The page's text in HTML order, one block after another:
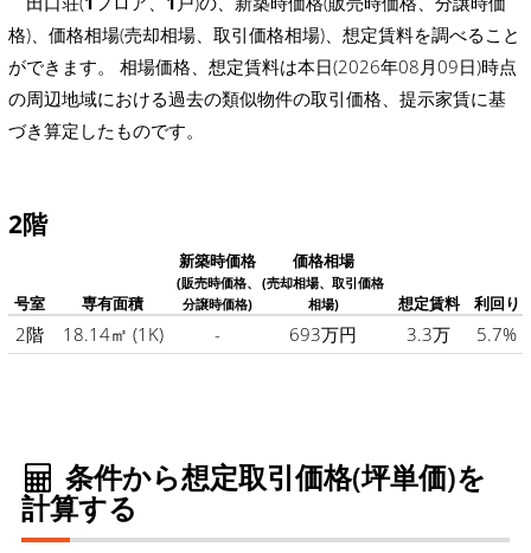
格)、価格相場(売却相場、取引価格相場)、想定賃料を調べること
ができます。 相場価格、想定賃料は本日(2026年08月09日)時点
の周辺地域における過去の類似物件の取引価格、提示家賃に基
づき算定したものです。
2階
号室 専有面積
新築時価格
(販売時価格、
分譲時価格)
価格相場
(売却相場、取引価格
相場)
想定賃料 利回り
2階 18.14㎡ (1K) - 693万円 3.3万 5.7%
条件から想定取引価格(坪単価)を
計算する